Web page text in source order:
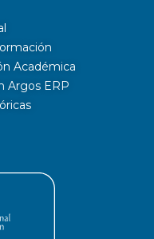
Académica
Argos ERP